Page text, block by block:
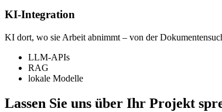
KI-Integration
KI dort, wo sie Arbeit abnimmt – von der
LLM-APIs
RAG
lokale Modelle
Lassen Sie uns über Ihr Projekt